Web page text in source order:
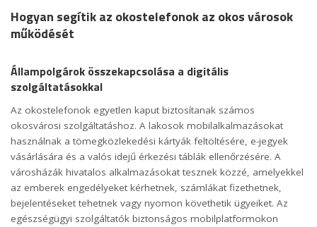
Hogyan segítik az okostelefonok az okos városok
működését
Állampolgárok összekapcsolása a digitális
szolgáltatásokkal
Az okostelefonok egyetlen kaput biztosítanak számos
okosvárosi szolgáltatáshoz. A lakosok mobilalkalmazásokat
használnak a tömegközlekedési kártyák feltöltésére, e-jegyek
vásárlására és a valós idejű érkezési táblák ellenőrzésére. A
városházák hivatalos alkalmazásokat tesznek közzé, amelyekkel
az emberek engedélyeket kérhetnek, számlákat fizethetnek,
bejelentéseket tehetnek vagy nyomon követhetik ügyeiket. Az
egészségügyi szolgáltatók biztonságos mobilplatformokon